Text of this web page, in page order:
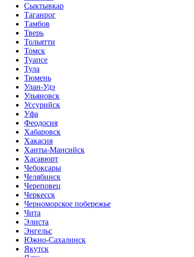
Сыктывкар
Таганрог
Тамбов
Тверь
Тольятти
Томск
Туапсе
Тула
Тюмень
Улан-Удэ
Ульяновск
Уссурийск
Уфа
Феодосия
Хабаровск
Хакасия
Ханты-Мансийск
Хасавюрт
Чебоксары
Челябинск
Череповец
Черкесск
Черноморское побережье
Чита
Элиста
Энгельс
Южно-Сахалинск
Якутск